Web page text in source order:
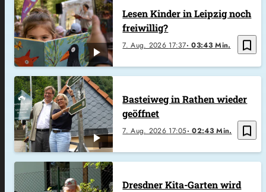
bookmark_border
7. Aug. 2026 17:37 03:43 Min.
Lesen Kinder in Leipzig noch
freiwillig?
bookmark_border
7. Aug. 2026 17:05 02:43 Min.
Basteiweg in Rathen wieder
geöffnet
Dresdner Kita-Garten wird